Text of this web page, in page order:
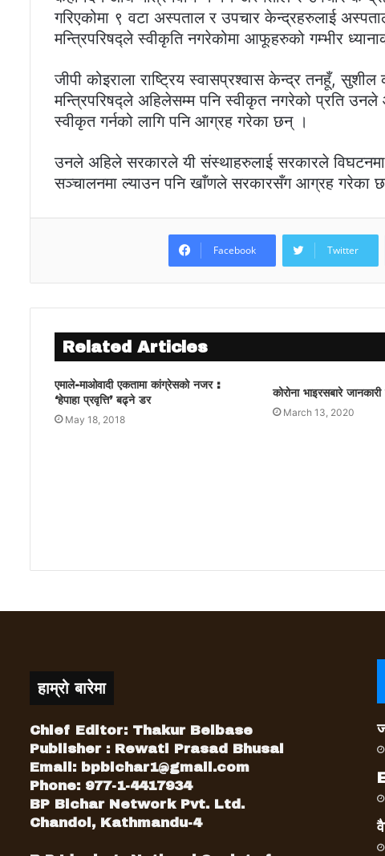
गरिएकोमा ९ वटा अस्पताल र उपचार केन्द्रहरुलाई
मन्त्रिपरिषद्ले स्वीकृति नगरेकोमा आफूहरुको गम्भीर
जीपी कोइराला राष्ट्रिय स्वासप्रश्वास केन्द्र तनहूँ,
मन्त्रिपरिषद्ले अहिलेसम्म पनि स्वीकृत नगरेको प्रति
स्वीकृत गर्नको लागि पनि आग्रह गरेका छन् ।
उनले अहिले सरकारले यी संस्थाहरुलाई सरकारले
सञ्चालनमा ल्याउन पनि खाँणले सरकारसँग आग्रह गरेका
Facebook Twitter
Related Articles
एमाले-माओवादी एकतामा कांग्रेसको नजर :
‘हेपाहा प्रवृत्ति’ बढ्ने डर
May 18, 2018
कोरोना भाइरसबारे
March 13, 2020
हाम्रो बारेमा
Chief Editor: Thakur Belbase
Publisher : Rewati Prasad Bhusal
Email: bpbichar1@gmail.com
Phone: 977-1-4417934
BP Bichar Network Pvt. Ltd.
Chandol, Kathmandu-4